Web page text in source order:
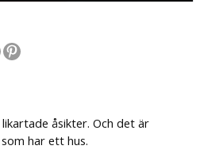
åsikter. Och det är
har ett hus.